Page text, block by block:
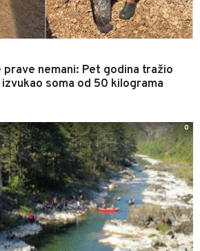
nemani: Pet godina tražio
soma od 50 kilograma
0